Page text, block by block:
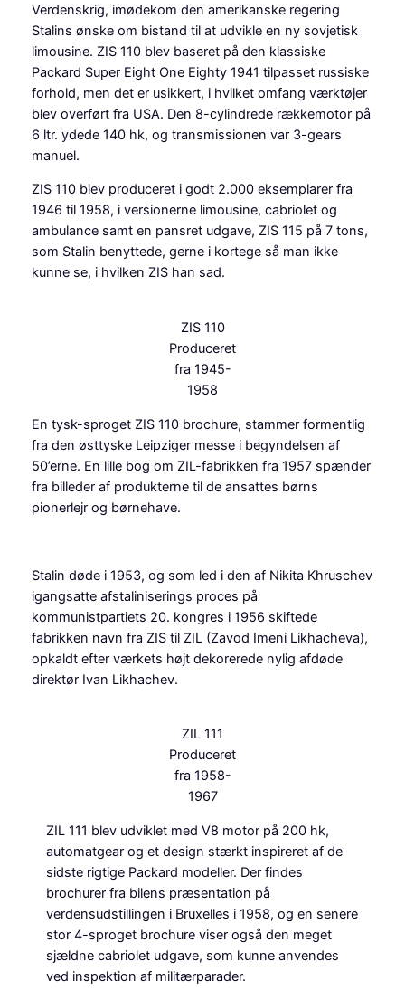
Verdenskrig, imødekom den amerikanske regering
Stalins ønske om bistand til at udvikle en ny sovjetisk
limousine. ZIS 110 blev baseret på den klassiske
Packard Super Eight One Eighty 1941 tilpasset russiske
forhold, men det er usikkert, i hvilket omfang værktøjer
blev overført fra USA. Den 8-cylindrede rækkemotor på
6 ltr. ydede 140 hk, og transmissionen var 3-gears
manuel.
ZIS 110 blev produceret i godt 2.000 eksemplarer fra
1946 til 1958, i versionerne limousine, cabriolet og
ambulance samt en pansret udgave, ZIS 115 på 7 tons,
som Stalin benyttede, gerne i kortege så man ikke
kunne se, i hvilken ZIS han sad.
ZIS 110
Produceret
fra 1945-
1958
En tysk-sproget ZIS 110 brochure, stammer formentlig
fra den østtyske Leipziger messe i begyndelsen af
50’erne. En lille bog om ZIL-fabrikken fra 1957 spænder
fra billeder af produkterne til de ansattes børns
pionerlejr og børnehave.
Stalin døde i 1953, og som led i den af Nikita Khruschev
igangsatte afstaliniserings proces på
kommunistpartiets 20. kongres i 1956 skiftede
fabrikken navn fra ZIS til ZIL (Zavod Imeni Likhacheva),
opkaldt efter værkets højt dekorerede nylig afdøde
direktør Ivan Likhachev.
ZIL 111
Produceret
fra 1958-
1967
ZIL 111 blev udviklet med V8 motor på 200 hk,
automatgear og et design stærkt inspireret af de
sidste rigtige Packard modeller. Der findes
brochurer fra bilens præsentation på
verdensudstillingen i Bruxelles i 1958, og en senere
stor 4-sproget brochure viser også den meget
sjældne cabriolet udgave, som kunne anvendes
ved inspektion af militærparader.